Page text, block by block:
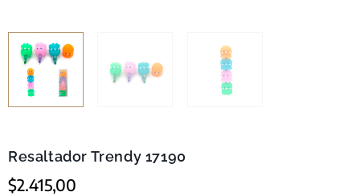
Resaltador Trendy 17190
$2.415,00